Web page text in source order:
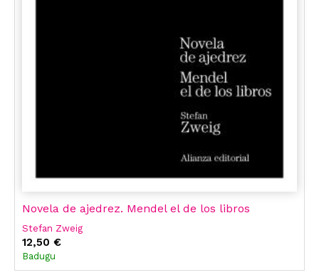
Novela de ajedrez. Mendel el de los libros
Stefan Zweig
12,50 €
Badugu